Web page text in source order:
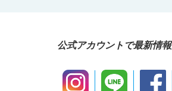
公式アカウントで最新情